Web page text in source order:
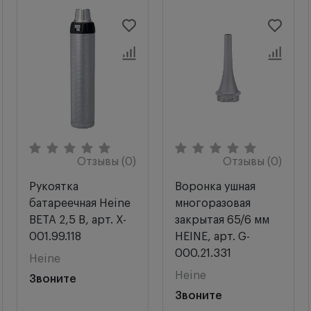
Особый интерфейс точно интегрирует LED
(светодиодное) освещение в оптическую систему
для получения яркого гомогенного светового
при обследовании.
Ушные многоразовые металлические воронки:
дезинфекции благодаря хромированной
металлической конструкции.
Внутренняя поверхность матовая,
предотвращает отражения.
Двойной штифтовый замок.Надежная фиксация
воронки.
Перезаряжаемая рукоятка HEINE BETA 4 NT:
Корпус рукоятки HEINE BETA 4 NT выполнен из
Отзывы (0)
Рукоятка
батареечная Heine
BETA 2,5 В, арт. X-
001.99.118
Heine
Звоните
Отзывы (0)
Воронка ушная
многоразовая
закрытая 65/6 мм
HEINE, арт. G-
000.21.331
Heine
Звоните